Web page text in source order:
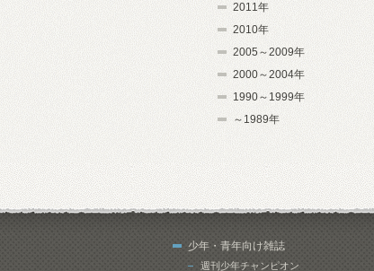
2011年
2010年
2005～2009年
2000～2004年
1990～1999年
～1989年
少年・青年向け雑誌
週刊少年チャンピオン